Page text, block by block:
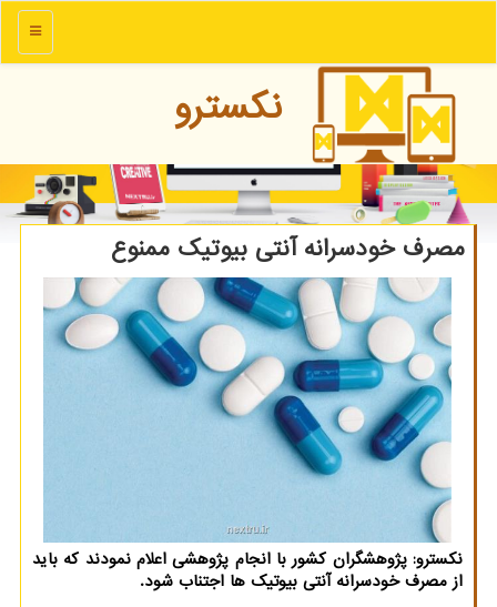
منو
نكسترو
مصرف خودسرانه آنتی بیوتیک ممنوع
نکسترو: پژوهشگران کشور با انجام پژوهشی اعلام نمودند که باید
از مصرف خودسرانه آنتی بیوتیک ها اجتناب شود.